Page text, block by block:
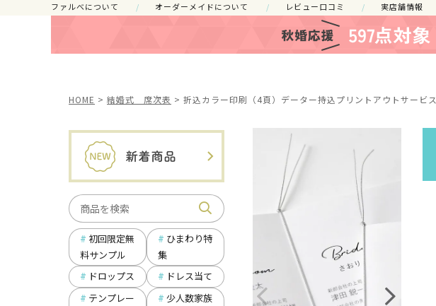
ファルべについて オーダーメイドについて レビュー口コミ 実店舗情報
HOME 結婚式 席次表 折込カラー印刷（4頁）データー持込プリントアウトサービス
初回限定無
料サンプル
ひまわり特
集
ドロップス
ドレス当て
テンプレー
少人数家族